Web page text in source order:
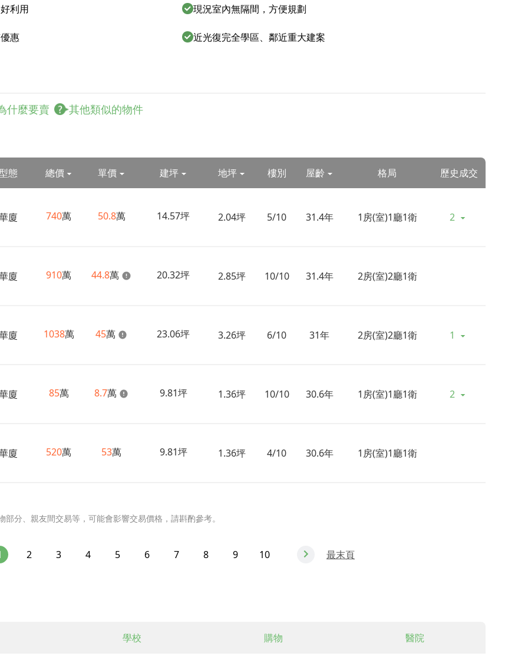
利用 現況室內無隔間，方便規劃
惠 近光復完全學區、鄰近重大建案
什麼要賣 其他類似的物件
態 總價 單價 建坪 地坪 樓別 屋齡 格局 歷史成交
廈 740萬 50.8萬 14.57坪 2.04坪 5/10 31.4年 1房(室)1廳1衛 2
廈 910萬 44.8萬 20.32坪 2.85坪 10/10 31.4年 2房(室)2廳1衛
廈 1038萬 45萬 23.06坪 3.26坪 6/10 31年 2房(室)2廳1衛 1
廈 85萬 8.7萬 9.81坪 1.36坪 10/10 30.6年 1房(室)1廳1衛 2
廈 520萬 53萬 9.81坪 1.36坪 4/10 30.6年 1房(室)1廳1衛
分、親友間交易等，可能會影響交易價格，請斟酌參考。
2 3 4 5 6 7 8 9 10 最末頁
學校 購物 醫院